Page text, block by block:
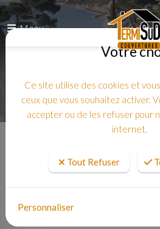
Menu
Votre
Ce site utilise des cookies et
ceux que vous souhaitez activer.
accepter ou de les refuser pour
internet.
Tout Refuser
Personnaliser